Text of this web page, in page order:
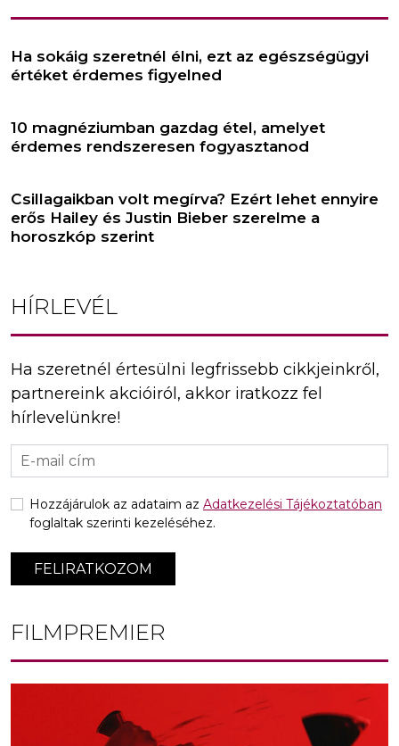
Ha sokáig szeretnél élni, ezt az egészségügyi
értéket érdemes figyelned
10 magnéziumban gazdag étel, amelyet
érdemes rendszeresen fogyasztanod
Csillagaikban volt megírva? Ezért lehet ennyire
erős Hailey és Justin Bieber szerelme a
horoszkóp szerint
HÍRLEVÉL
Ha szeretnél értesülni legfrissebb cikkjeinkről,
partnereink akcióiról, akkor iratkozz fel
hírlevelünkre!
FELIRATKOZOM
Hozzájárulok az adataim az Adatkezelési Tájékoztatóban
foglaltak szerinti kezeléséhez.
FILMPREMIER